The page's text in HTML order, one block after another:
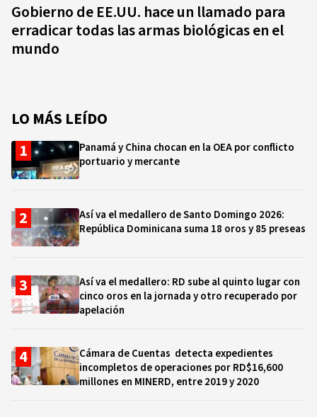
Gobierno de EE.UU. hace un llamado para
erradicar todas las armas biológicas en el
mundo
LO MÁS LEÍDO
Panamá y China chocan en la OEA por conflicto
portuario y mercante
Así va el medallero de Santo Domingo 2026:
República Dominicana suma 18 oros y 85 preseas
Así va el medallero: RD sube al quinto lugar con
cinco oros en la jornada y otro recuperado por
apelación
Cámara de Cuentas detecta expedientes
incompletos de operaciones por RD$16,600
millones en MINERD, entre 2019 y 2020